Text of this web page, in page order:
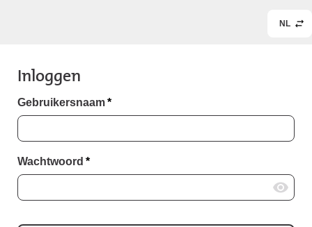
NL
Inloggen
Gebruikersnaam*
Wachtwoord *